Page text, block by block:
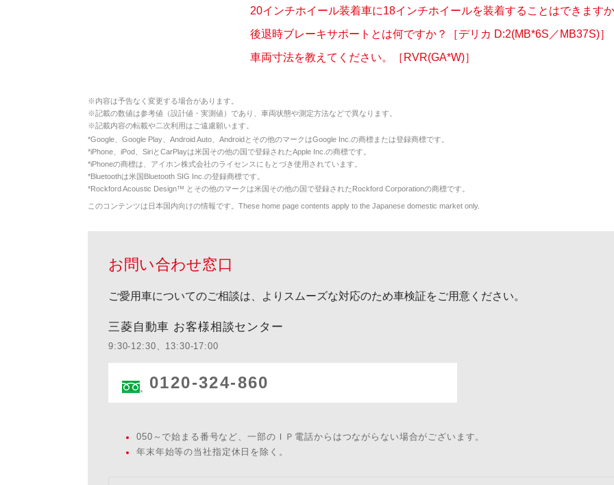
20インチホイール装着車に18インチホイールを装着することはできます
後退時ブレーキサポートとは何ですか？［デリカ D:2(MB*6S／MB37S)］
車両寸法を教えてください。［RVR(GA*W)］
※内容は予告なく変更する場合があります。
※記載の数値は参考値（設計値・実測値）であり、車両状態や測定方法などで異なります。
※記載内容の転載や二次利用はご遠慮願います。
*Google、Google Play、Android Auto、Androidとその他のマークはGoogle Inc.の商標または登録商標です。
*iPhone、iPod、SiriとCarPlayは米国その他の国で登録されたApple Inc.の商標です。
*iPhoneの商標は、アイホン株式会社のライセンスにもとづき使用されています。
*Bluetoothは米国Bluetooth SIG Inc.の登録商標です。
*Rockford Acoustic Design™ とその他のマークは米国その他の国で登録されたRockford Corporationの商標です。
このコンテンツは日本国内向けの情報です。These home page contents apply to the Japanese domestic market only.
お問い合わせ窓口
ご愛用車についてのご相談は、よりスムーズな対応のため車検証をご用意ください。
三菱自動車 お客様相談センター
9:30-12:30、13:30-17:00
0120-324-860
050～で始まる番号など、一部のＩＰ電話からはつながらない場合がございます。
年末年始等の当社指定休日を除く。